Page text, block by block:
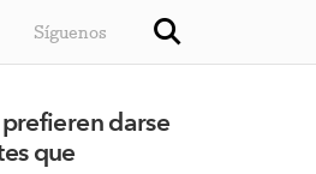
Síguenos
darse
que